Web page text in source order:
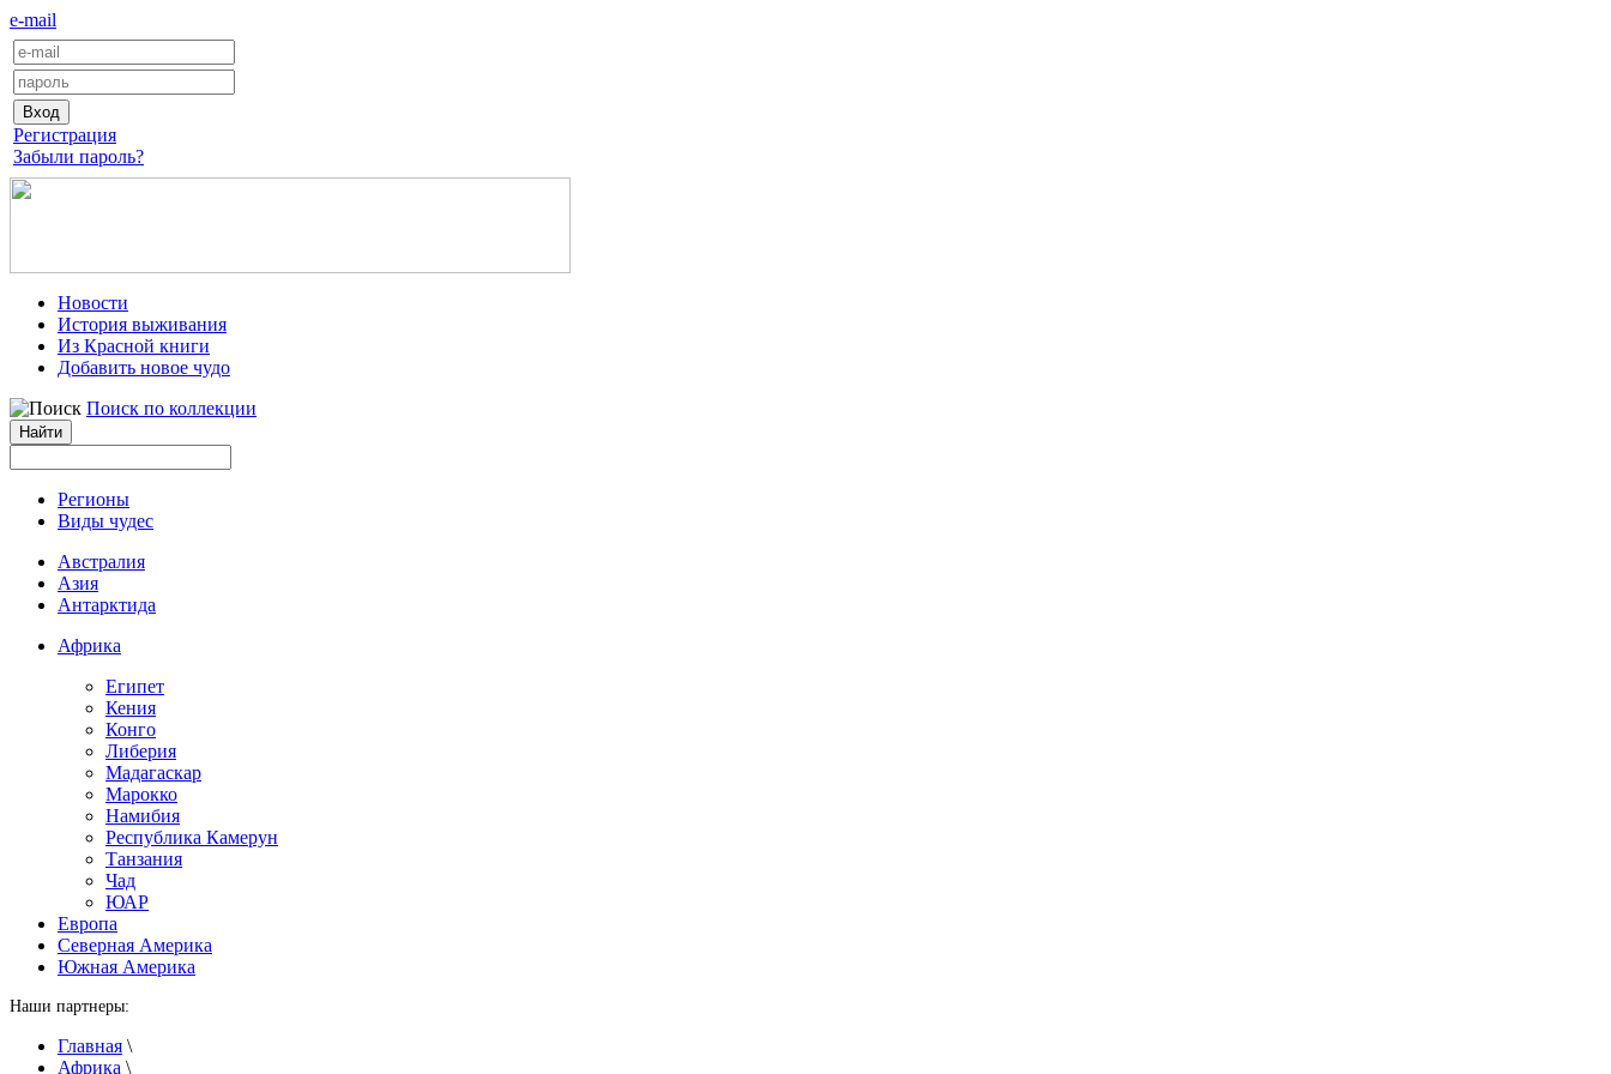
e-mail
Регистрация
Забыли пароль?
Новости
История выживания
Из Красной книги
Добавить новое чудо
Поиск по коллекции
Регионы
Виды чудес
Австралия
Азия
Антарктида
Африка
Египет
Кения
Конго
Либерия
Мадагаскар
Марокко
Намибия
Республика Камерун
Танзания
Чад
ЮАР
Европа
Северная Америка
Южная Америка
Наши партнеры:
Главная \
Африка \